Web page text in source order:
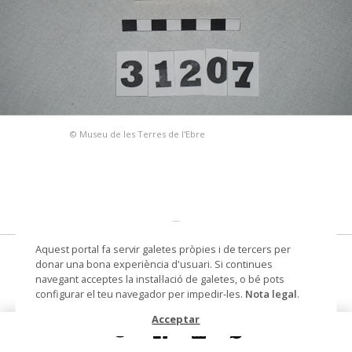
© Museu de les Terres de l'Ebre
52mm
teleobjectiu de càmera
fotogràfica
Aquest portal fa servir galetes pròpies i de tercers per
donar una bona experiència d'usuari. Si continues
navegant acceptes la instal·lació de galetes, o bé pots
configurar el teu navegador per impedir-les. Nota legal.
Acceptar